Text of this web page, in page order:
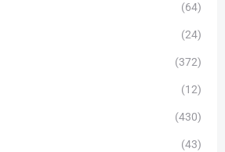
(64)
(24)
(372)
(12)
(430)
(43)